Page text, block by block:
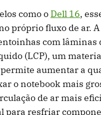
como o Dell 16,
próprio fluxo de ar.
com lâminas
(LCP), um
aumentar a
o notebook mais
de ar mais
para resfriar